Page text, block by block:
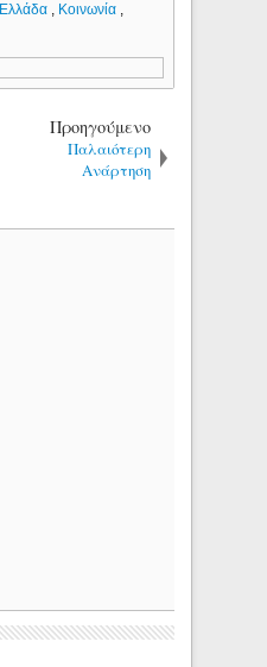
Ελλάδα , Κοινωνία ,
Προηγούμενο
Παλαιότερη
Ανάρτηση